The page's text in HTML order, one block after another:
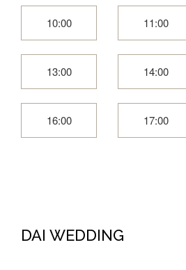
10:00 11:00
13:00 14:00
16:00 17:00
DAI WEDDING